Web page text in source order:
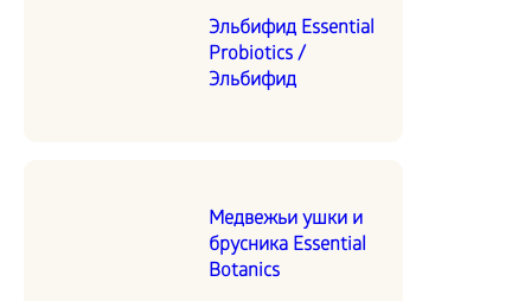
Эльбифид Essential
Probiotics /
Эльбифид
Медвежьи ушки и
брусника Essential
Botanics